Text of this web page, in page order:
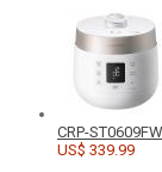
CRP-ST0609FW
US$ 339.99